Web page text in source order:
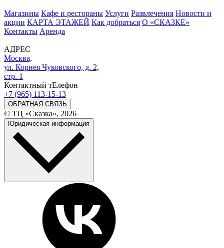
Магазины Кафе и рестораны Услуги Развлечения Новости и
акции КАРТА ЭТАЖЕЙ Как добраться О «СКАЗКЕ»
Контакты Аренда
АДРЕС
Москва,
ул. Корнея Чуковского, д. 2,
стр. 1
Контактный тЕлефон
+7 (965) 113-15-13
ОБРАТНАЯ СВЯЗЬ
© ТЦ «Сказка», 2026
Юридическая информация